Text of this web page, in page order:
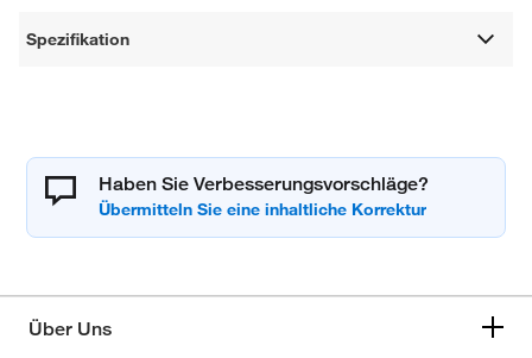
Spezifikation
Haben Sie Verbesserungsvorschläge?
Über Uns